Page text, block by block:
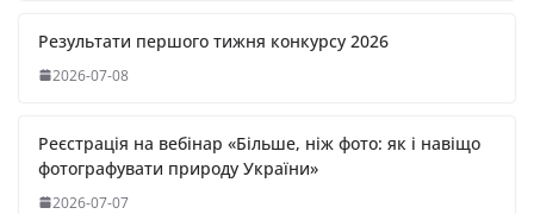
Результати першого тижня конкурсу 2026
2026-07-08
Реєстрація на вебінар «Більше, ніж фото: як і навіщо
фотографувати природу України»
2026-07-07